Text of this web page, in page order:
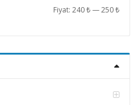
En
En
Fiyat:240 ₺—250 ₺